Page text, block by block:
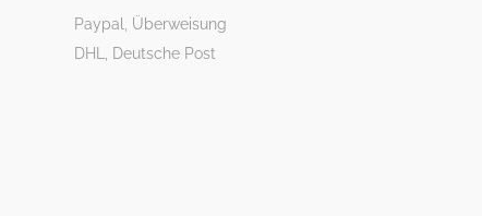
Paypal, Überweisung
DHL, Deutsche Post